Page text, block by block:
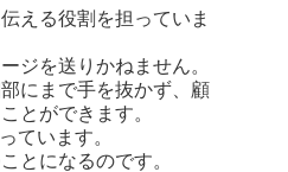
える役割を担っていま
ジを送りかねません。
にまで手を抜かず、顧
とができます。
ています。
とになるのです。